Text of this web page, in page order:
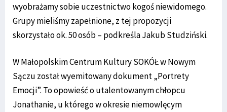
wyobrażamy sobie uczestnictwo kogoś niewidomego.
Grupy mieliśmy zapełnione, z tej propozycji
skorzystało ok. 50 osób – podkreśla Jakub Studziński.
W Małopolskim Centrum Kultury SOKÓŁ w Nowym
Sączu został wyemitowany dokument „Portrety
Emocji”. To opowieść o utalentowanym chłopcu
Jonathanie, u którego w okresie niemowlęcym